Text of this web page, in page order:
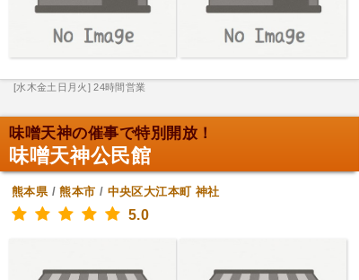
[水木金土日月火] 24時間営業
味噌天神の催事で特別開放！
味噌天神公民館
熊本県/熊本市 / 中央区大江本町 神社
5.0